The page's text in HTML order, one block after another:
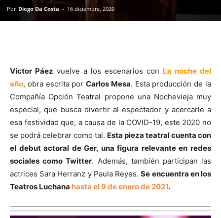
Por Diego Da Costa - 16 diciembre, 2020
Víctor Páez vuelve a los escenarios con La noche del
año, obra escrita porCarlos Mesa. Esta producción de la
Compañía Opción Teatral propone una Nochevieja muy
especial, que busca divertir al espectador y acercarle a
esa festividad que, a causa de la COVID-19, este 2020 no
se podrá celebrar como tal. Esta pieza teatral cuenta con
el debut actoral de Ger, una figura relevante en redes
sociales como Twitter. Además, también participan las
actrices Sara Herranz y Paula Reyes.Se encuentra en los
Teatros Luchana hasta el 9 de enero de 2021.